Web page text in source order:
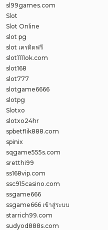
sl99games.com
Slot
Slot Online
slot pg
slot เครดิตฟรี
slot1111ok.com
slot168
slot777
slotgame6666
slotpg
Slotxo
slotxo24hr
spbetflik888.com
spinix
sqgame555s.com
sretthi99
ss168vip.com
ssc915casino.com
ssgame666
ssgame666 เข้าสู่ระบบ
starrich99.com
sudyod888s.com